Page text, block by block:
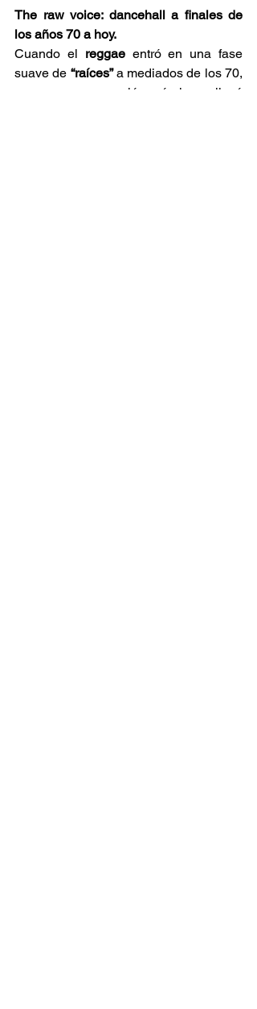
The raw voice: dancehall a finales de
los años 70 a hoy.
Cuando el reggae entró en una fase
suave de “raíces” a mediados de los 70,
una nueva generación más joven llevó